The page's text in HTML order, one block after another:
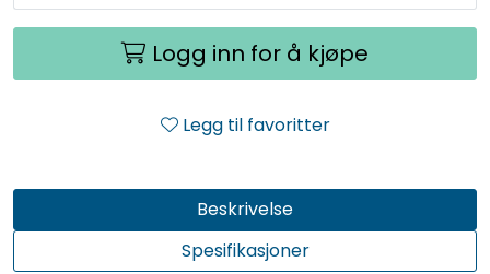
Logg inn for å kjøpe
Legg til favoritter
Beskrivelse
Spesifikasjoner